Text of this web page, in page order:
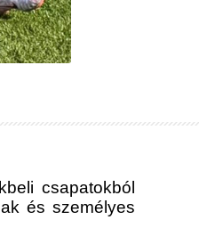
csapatokból
és személyes